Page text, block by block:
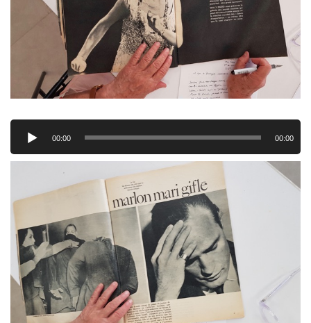
Lecteur
audio
00:00 00:00